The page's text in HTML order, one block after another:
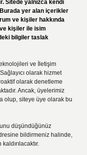
Sitede yalnızca kendi
Burada yer alan içerikler
ve kişiler hakkında
kişiler ile isim
bilgiler taslak
ve İletişim
olarak hizmet
olarak denetleme
Ancak, üyelerimiz
olup, siteye üye olarak bu
düşündüğünüz
bildirmeniz halinde,